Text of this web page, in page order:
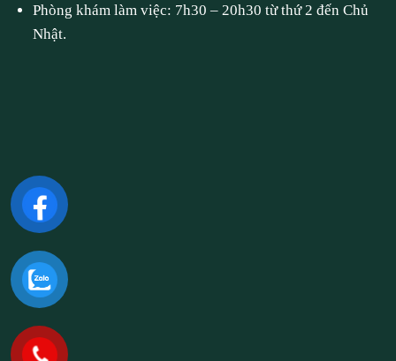
Phòng khám làm việc: 7h30 – 20h30 từ thứ 2 đến Chủ
Nhật.